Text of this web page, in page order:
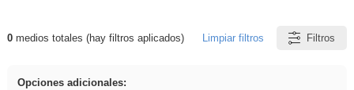
Resultados de: Arquitectura
0medios totales (hay filtros aplicados) Limpiar filtros Filtros
Opciones adicionales: